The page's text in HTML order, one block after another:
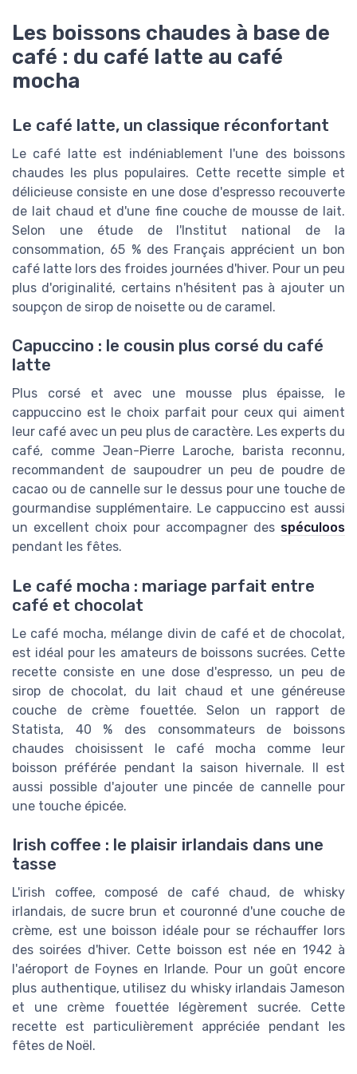
Les boissons chaudes à base de
café : du café latte au café
mocha
Le café latte, un classique réconfortant
Le café latte est indéniablement l'une des boissons
chaudes les plus populaires. Cette recette simple et
délicieuse consiste en une dose d'espresso recouverte
de lait chaud et d'une fine couche de mousse de lait.
Selon une étude de l'Institut national de la
consommation, 65 % des Français apprécient un bon
café latte lors des froides journées d'hiver. Pour un peu
plus d'originalité, certains n'hésitent pas à ajouter un
soupçon de sirop de noisette ou de caramel.
Capuccino : le cousin plus corsé du café
latte
Plus corsé et avec une mousse plus épaisse, le
cappuccino est le choix parfait pour ceux qui aiment
leur café avec un peu plus de caractère. Les experts du
café, comme Jean-Pierre Laroche, barista reconnu,
recommandent de saupoudrer un peu de poudre de
cacao ou de cannelle sur le dessus pour une touche de
gourmandise supplémentaire. Le cappuccino est aussi
un excellent choix pour accompagner des spéculoos
pendant les fêtes.
Le café mocha : mariage parfait entre
café et chocolat
Le café mocha, mélange divin de café et de chocolat,
est idéal pour les amateurs de boissons sucrées. Cette
recette consiste en une dose d'espresso, un peu de
sirop de chocolat, du lait chaud et une généreuse
couche de crème fouettée. Selon un rapport de
Statista, 40 % des consommateurs de boissons
chaudes choisissent le café mocha comme leur
boisson préférée pendant la saison hivernale. Il est
aussi possible d'ajouter une pincée de cannelle pour
une touche épicée.
Irish coffee : le plaisir irlandais dans une
tasse
L'irish coffee, composé de café chaud, de whisky
irlandais, de sucre brun et couronné d'une couche de
crème, est une boisson idéale pour se réchauffer lors
des soirées d'hiver. Cette boisson est née en 1942 à
l'aéroport de Foynes en Irlande. Pour un goût encore
plus authentique, utilisez du whisky irlandais Jameson
et une crème fouettée légèrement sucrée. Cette
recette est particulièrement appréciée pendant les
fêtes de Noël.